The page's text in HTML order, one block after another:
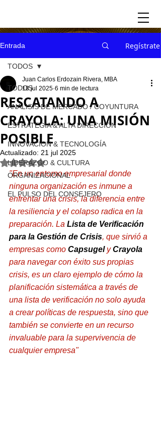
Entrada Regístrate
TODOS
ANÁLISIS DE MERCADO / COYUNTURA
ESTRATEGIA & ALTA DIRECCION
INNOVACION & TECNOLOGÍA
LIDERAZGO & CULTURA
ORGANIZACIONAL
EL PULSO DEL CONSEJERO
TODOS
RESCATANDO A
CRAYOLA: UNA MISIÓN
POSIBLE
Juan Carlos Erdozain Rivera, MBA
18 jul 2025 6 min de lectura
Actualizado: 21 jul 2025
Obtuvo NaN de 5 estrellas.
"En un entorno empresarial donde
ninguna organización es inmune a
enfrentar una crisis, la diferencia entre
la resiliencia y el colapso radica en la
preparación. La Lista de Verificación
para la Gestión de Crisis, que sirvió a
empresas como Capsugel y Crayola
para navegar con éxito sus propias
crisis, es un claro ejemplo de cómo la
planificación sistemática a través de
una lista de verificación no solo ayuda
a crear políticas de respuesta, sino que
también se convierte en un recurso
invaluable para la supervivencia de
cualquier empresa"